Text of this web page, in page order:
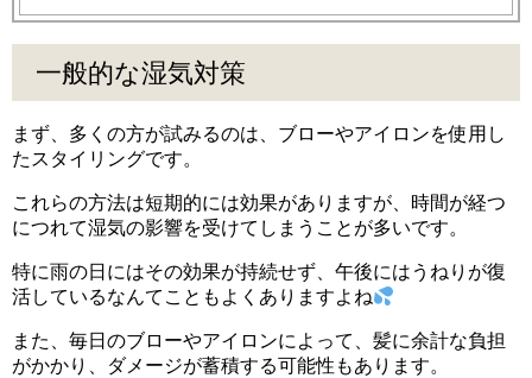
一般的な湿気対策
まず、多くの方が試みるのは、ブローやアイロンを使用し
たスタイリングです。
これらの方法は短期的には効果がありますが、時間が経つ
につれて湿気の影響を受けてしまうことが多いです。
特に雨の日にはその効果が持続せず、午後にはうねりが復
活しているなんてこともよくありますよね
また、毎日のブローやアイロンによって、髪に余計な負担
がかかり、ダメージが蓄積する可能性もあります。